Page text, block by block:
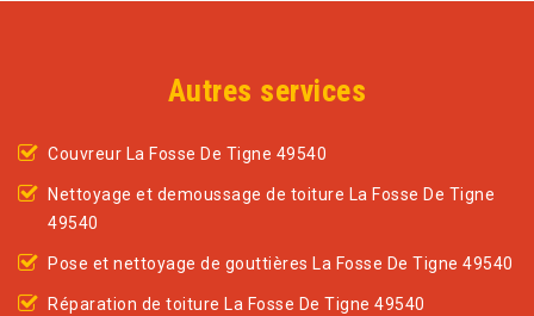
Autres services
Couvreur La Fosse De Tigne 49540
Nettoyage et demoussage de toiture La Fosse De Tigne
49540
Pose et nettoyage de gouttières La Fosse De Tigne 49540
Réparation de toiture La Fosse De Tigne 49540